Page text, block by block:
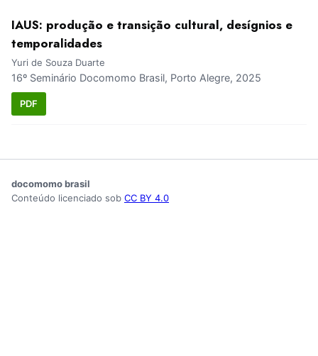
IAUS: produção e transição cultural, desígnios e
temporalidades
Yuri de Souza Duarte
16º Seminário Docomomo Brasil, Porto Alegre, 2025
PDF
docomomo brasil
Conteúdo licenciado sob CC BY 4.0